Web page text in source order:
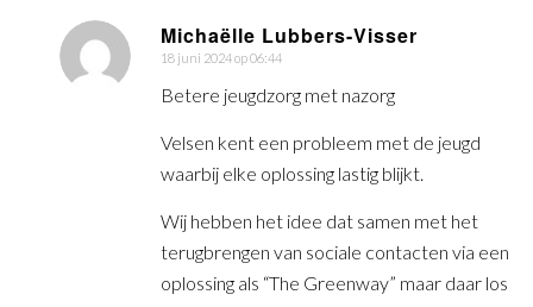
Michaëlle Lubbers-Visser
zegt:
18 juni 2024 op 06:44
Betere jeugdzorg met nazorg
Velsen kent een probleem met de jeugd
waarbij elke oplossing lastig blijkt.
Wij hebben het idee dat samen met het
terugbrengen van sociale contacten via een
oplossing als “The Greenway” maar daar los